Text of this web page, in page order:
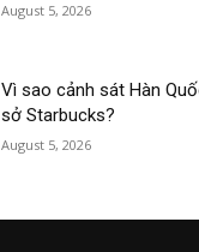
August 5, 2026
Vì sao cảnh sát Hàn
sở Starbucks?
August 5, 2026